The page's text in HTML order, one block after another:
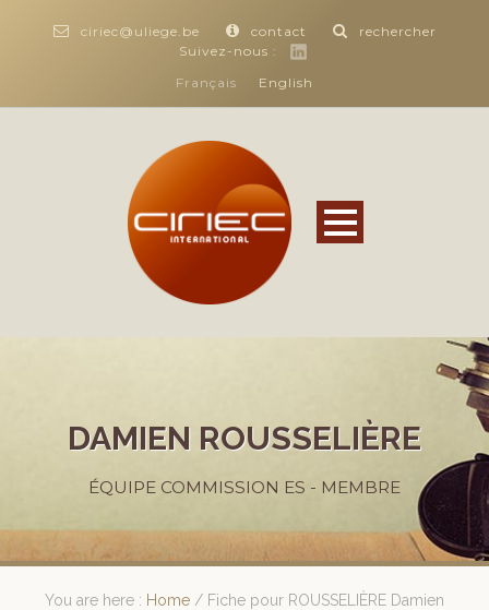
ciriec@uliege.be contact
rechercher
Suivez-nous :
Français
English
DAMIEN ROUSSELIÈRE
ÉQUIPE COMMISSION ES - MEMBRE
You are here : Home / Fiche pour ROUSSELIÈRE Damien